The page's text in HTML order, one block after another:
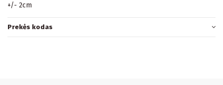
+/- 2cm
Prekės kodas